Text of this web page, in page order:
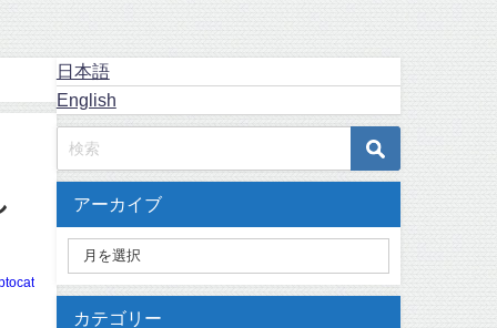
日本語
English
アーカイブ
カテゴリー